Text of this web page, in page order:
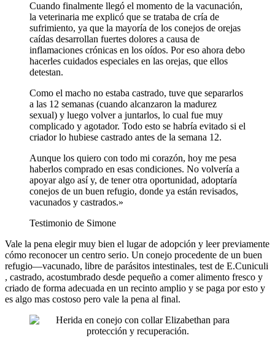
Cuando finalmente llegó el momento de la vacunación,
la veterinaria me explicó que se trataba de cría de
sufrimiento, ya que la mayoría de los conejos de orejas
caídas desarrollan fuertes dolores a causa de
inflamaciones crónicas en los oídos. Por eso ahora debo
hacerles cuidados especiales en las orejas, que ellos
detestan.
Como el macho no estaba castrado, tuve que separarlos
a las 12 semanas (cuando alcanzaron la madurez
sexual) y luego volver a juntarlos, lo cual fue muy
complicado y agotador. Todo esto se habría evitado si el
criador lo hubiese castrado antes de la semana 12.
Aunque los quiero con todo mi corazón, hoy me pesa
haberlos comprado en esas condiciones. No volvería a
apoyar algo así y, de tener otra oportunidad, adoptaría
conejos de un buen refugio, donde ya están revisados,
vacunados y castrados.»
Testimonio de Simone
Vale la pena elegir muy bien el lugar de adopción y leer previamente
cómo reconocer un centro serio. Un conejo procedente de un buen
refugio—vacunado, libre de parásitos intestinales, test de E.Cuniculi
, castrado, acostumbrado desde pequeño a comer alimento fresco y
criado de forma adecuada en un recinto amplio y se paga por esto y
es algo mas costoso pero vale la pena al final.